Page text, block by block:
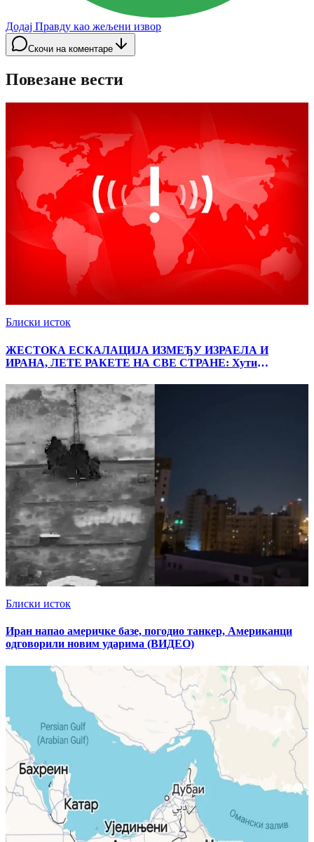
Додај Правду као жељени извор
Скочи на коментаре
Повезане вести
Блиски исток
ЖЕСТОКА ЕСКАЛАЦИЈА ИЗМЕЂУ ИЗРАЕЛА И
ИРАНА, ЛЕТЕ РАКЕТЕ НА СВЕ СТРАНЕ: Хути
мору
Блиски исток
Иран напао америчке базе, погодио танкер, Американци
одговорили новим ударима (ВИДЕО)